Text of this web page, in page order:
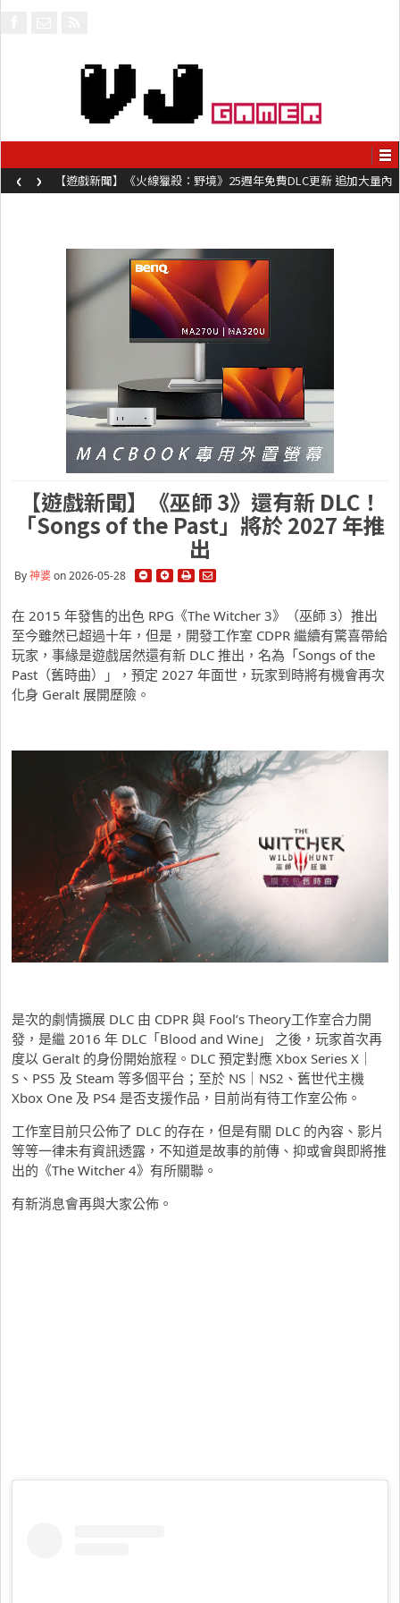
【遊戲新聞】《火線獵殺：野境》25週年免費DLC更新 追加大量內
容同時系舊作限時超平價折扣
‹ ›
【遊戲新聞】《巫師 3》還有新 DLC！
「Songs of the Past」將於 2027 年推
出
By神婆on 2026-05-28
在 2015 年發售的出色 RPG《The Witcher 3》（巫師 3）推出
至今雖然已超過十年，但是，開發工作室 CDPR 繼續有驚喜帶給
玩家，事緣是遊戲居然還有新 DLC 推出，名為「Songs of the
Past（舊時曲）」，預定 2027 年面世，玩家到時將有機會再次
化身 Geralt 展開歷險。
是次的劇情擴展 DLC 由 CDPR 與 Fool’s Theory工作室合力開
發，是繼 2016 年 DLC「Blood and Wine」 之後，玩家首次再
度以 Geralt 的身份開始旅程。DLC 預定對應 Xbox Series X｜
S、PS5 及 Steam 等多個平台；至於 NS｜NS2、舊世代主機
Xbox One 及 PS4 是否支援作品，目前尚有待工作室公佈。
工作室目前只公佈了 DLC 的存在，但是有關 DLC 的內容、影片
等等一律未有資訊透露，不知道是故事的前傳、抑或會與即將推
出的《The Witcher 4》有所關聯。
有新消息會再與大家公佈。